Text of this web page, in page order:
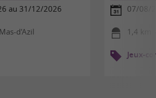
au 31/12/2026
d'Azil
07/08/
1,4 km
Jeux-